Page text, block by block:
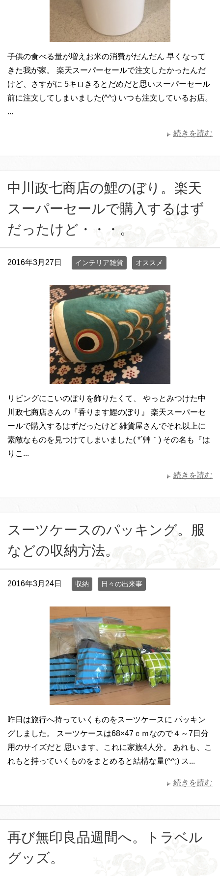
子供の食べる量が増えお米の消費がだんだん 早くなって
きた我が家。 楽天スーパーセールで注文したかったんだ
けど、さすがに 5キロきるとだめだと思いスーパーセール
前に注文してしまいました(^^;) いつも注文しているお店。
...
続きを読む
中川政七商店の鯉のぼり。楽天
スーパーセールで購入するはず
だったけど・・・。
2016年3月27日 インテリア雑貨 オススメ
リビングにこいのぼりを飾りたくて、 やっとみつけた中
川政七商店さんの『香ります鯉のぼり』 楽天スーパーセ
ールで購入するはずだったけど 雑貨屋さんでそれ以上に
素敵なものを見つけてしまいました( *´艸｀) その名も『は
りこ...
続きを読む
スーツケースのパッキング。服
などの収納方法。
2016年3月24日 収納 日々の出来事
昨日は旅行へ持っていくものをスーツケースに パッキン
グしました。 スーツケースは68×47ｃｍなので４～7日分
用のサイズだと 思います。これに家族4人分。 あれも、こ
れもと持っていくものをまとめると結構な量(^^;) ス...
続きを読む
再び無印良品週間へ。トラベル
グッズ。